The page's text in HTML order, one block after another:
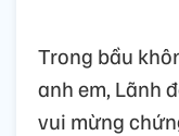
Trong bầu
anh em, Lãnh
vui mừng